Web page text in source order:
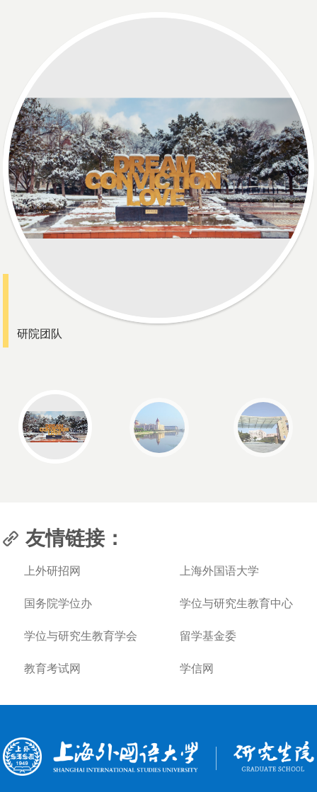
作；7. 统筹管理办公室横向纵向联络沟通、信息发布审核、经
费预算与执行；8. 完成院领导交办的其他各项工作。培养办与
国际化办公室 副主任岗位职责1. 组织研究生培养与国际化工作
各项规章以及各专业研究生培养方案的制订、修订、执行与评
估；2. 组织开展研究生教学教务管理及系统运维，统筹全校公
共课程建设、博士生学科综合考试、学位论文开题论证、中期
考核工作并评估实施情况，协同院系推进研究生
研院团队
松江风光
虹口风光
友情链接：
上外研招网 上海外国语大学
国务院学位办 学位与研究生教育中心
学位与研究生教育学会 留学基金委
教育考试网 学信网